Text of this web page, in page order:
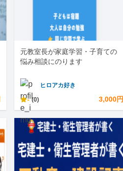
元教室長が家庭学習・子育ての
悩み相談にのります
ヒロアカ好き
- (0) 3,000円